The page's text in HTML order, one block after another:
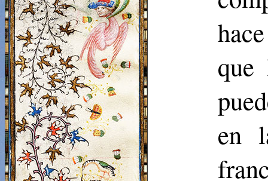
que
en